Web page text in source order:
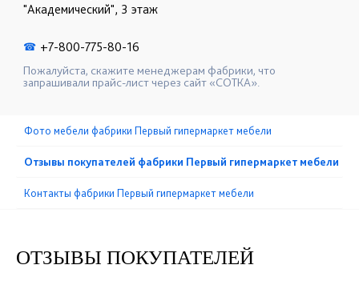
"Академический", 3 этаж
☎ +7-800-775-80-16
Пожалуйста, скажите менеджерам фабрики, что
запрашивали прайс-лист через сайт «СОТКА».
Фото мебели фабрики Первый гипермаркет мебели
Отзывы покупателей фабрики Первый гипермаркет мебели
Контакты фабрики Первый гипермаркет мебели
ОТЗЫВЫ ПОКУПАТЕЛЕЙ